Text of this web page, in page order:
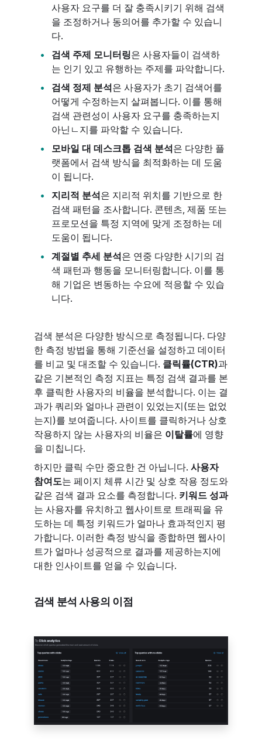
사용자 요구를 더 잘 충족시키기 위해 검색
을 조정하거나 동의어를 추가할 수 있습니
다.
검색 주제 모니터링은 사용자들이 검색하
는 인기 있고 유행하는 주제를 파악합니다.
검색 정제 분석은 사용자가 초기 검색어를
어떻게 수정하는지 살펴봅니다. 이를 통해
검색 관련성이 사용자 요구를 충족하는지
아닌ㄴ지를 파악할 수 있습니다.
모바일 대 데스크톱 검색 분석은 다양한 플
랫폼에서 검색 방식을 최적화하는 데 도움
이 됩니다.
지리적 분석은 지리적 위치를 기반으로 한
검색 패턴을 조사합니다. 콘텐츠, 제품 또는
프로모션을 특정 지역에 맞게 조정하는 데
도움이 됩니다.
계절별 추세 분석은 연중 다양한 시기의 검
색 패턴과 행동을 모니터링합니다. 이를 통
해 기업은 변동하는 수요에 적응할 수 있습
니다.
검색 분석은 다양한 방식으로 측정됩니다. 다양
한 측정 방법을 통해 기준선을 설정하고 데이터
를 비교 및 대조할 수 있습니다. 클릭률(CTR)과
같은 기본적인 측정 지표는 특정 검색 결과를 본
후 클릭한 사용자의 비율을 분석합니다. 이는 결
과가 쿼리와 얼마나 관련이 있었는지(또는 없었
는지)를 보여줍니다. 사이트를 클릭하거나 상호
작용하지 않는 사용자의 비율은 이탈률에 영향
을 미칩니다.
하지만 클릭 수만 중요한 건 아닙니다. 사용자
참여도는 페이지 체류 시간 및 상호 작용 정도와
같은 검색 결과 요소를 측정합니다. 키워드 성과
는 사용자를 유치하고 웹사이트로 트래픽을 유
도하는 데 특정 키워드가 얼마나 효과적인지 평
가합니다. 이러한 측정 방식을 종합하면 웹사이
트가 얼마나 성공적으로 결과를 제공하는지에
대한 인사이트를 얻을 수 있습니다.
검색 분석 사용의 이점